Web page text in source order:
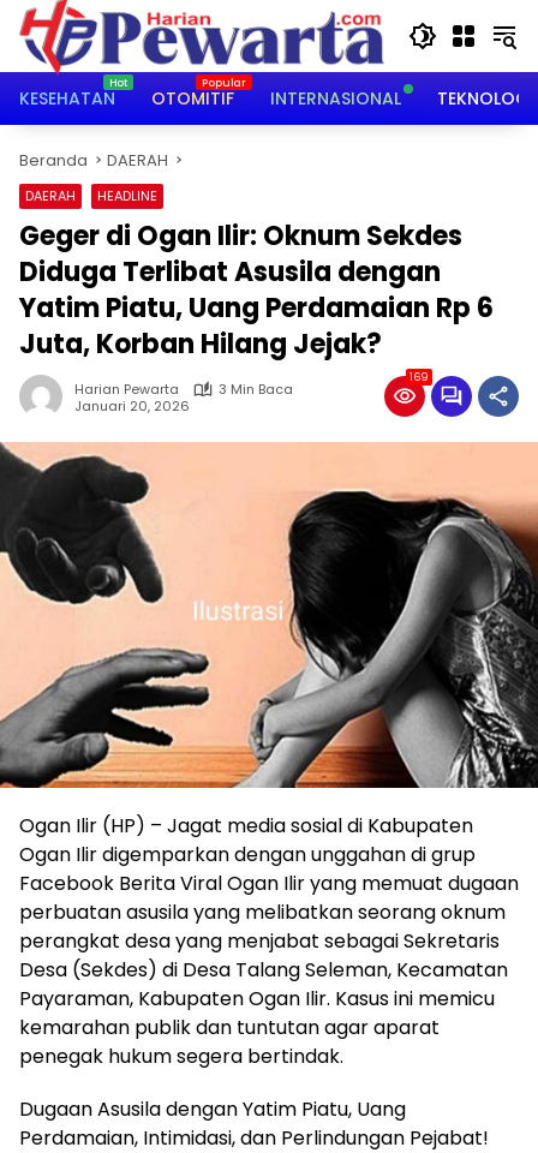
Langsung
konten
KESEHATAN
OTOMITIF INTERNASIONAL TEKNOLOGI
Beranda DAERAH
DAERAH HEADLINE
Geger di Ogan Ilir: Oknum Sekdes
Diduga Terlibat Asusila dengan
Yatim Piatu, Uang Perdamaian Rp 6
Juta, Korban Hilang Jejak?
Harian Pewarta
3 Min Baca
Januari 20, 2026
169
Ogan Ilir (HP) – Jagat media sosial di Kabupaten
Ogan Ilir digemparkan dengan unggahan di grup
Facebook Berita Viral Ogan Ilir yang memuat dugaan
perbuatan asusila yang melibatkan seorang oknum
perangkat desa yang menjabat sebagai Sekretaris
Desa (Sekdes) di Desa Talang Seleman, Kecamatan
Payaraman, Kabupaten Ogan Ilir. Kasus ini memicu
kemarahan publik dan tuntutan agar aparat
penegak hukum segera bertindak.
Dugaan Asusila dengan Yatim Piatu, Uang
Perdamaian, Intimidasi, dan Perlindungan Pejabat!